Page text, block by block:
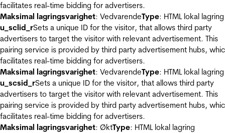
facilitates real-time bidding for advertisers.
Maksimal lagringsvarighet: VedvarendeType: HTML lokal lagring
u_sclid_rSets a unique ID for the visitor, that allows third party
advertisers to target the visitor with relevant advertisement. This
pairing service is provided by third party advertisement hubs,
facilitates real-time bidding for advertisers.
Maksimal lagringsvarighet: VedvarendeType: HTML lokal lagring
u_scsid_rSets a unique ID for the visitor, that allows third party
advertisers to target the visitor with relevant advertisement. This
pairing service is provided by third party advertisement hubs,
facilitates real-time bidding for advertisers.
Maksimal lagringsvarighet: ØktType: HTML lokal lagring